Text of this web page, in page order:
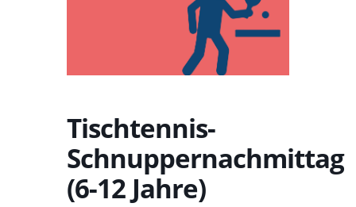
Tischtennis-
Schnuppernachmittag
(6-12 Jahre)